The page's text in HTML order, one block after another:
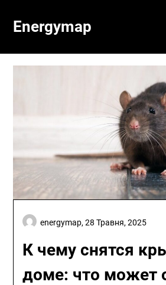
contentEnergymap
К чему снятся
доме: что может
energymap,28 Травня, 2025